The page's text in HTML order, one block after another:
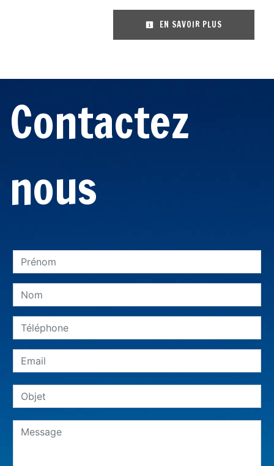
EN SAVOIR PLUS
Contactez
nous